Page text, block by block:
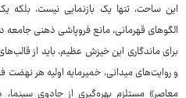
این ساحت، تنها یک بازنمایی نیست،
الگوهای قهرمانی، مانع فروپاشی ذهنی جامعه
برای ماندگاری این خیزش عظیم، باید از
و روایت‌های میدانی، خمیرمایه اولیه هر